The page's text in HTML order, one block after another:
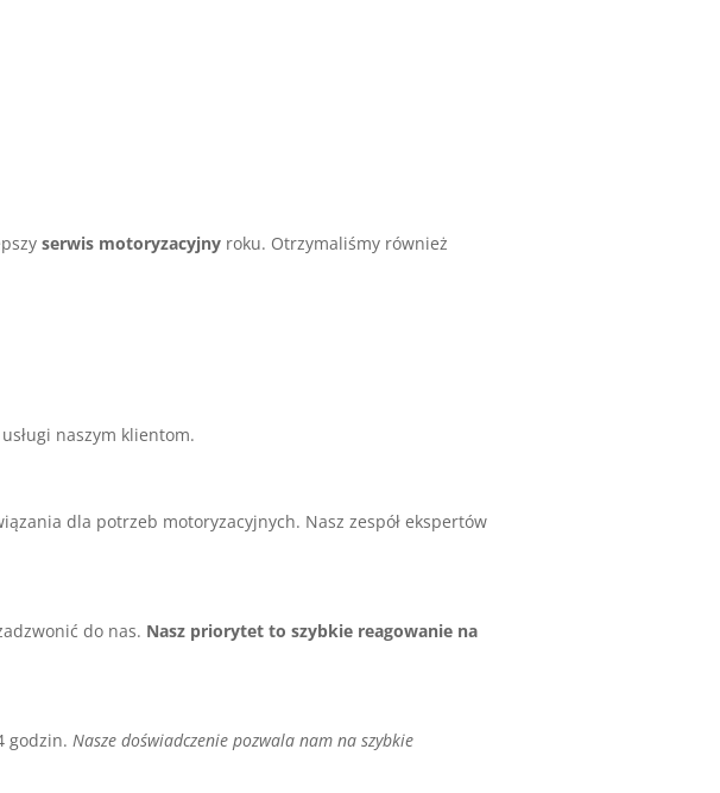
serwis motoryzacyjny roku. Otrzymaliśmy również
naszym klientom.
dla potrzeb motoryzacyjnych. Nasz zespół ekspertów
do nas. Nasz priorytet to szybkie reagowanie na
godzin.Nasze doświadczenie pozwala nam na szybkie